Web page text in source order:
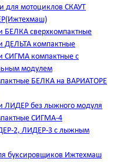
для мотоциклов СКАУТ
БЕЛКА сверхкомпактные
ДЕЛЬТА компактные
СИГМА компактные с
модулем
БЕЛКА на ВАРИАТОРЕ
ЛИДЕР без лыжного модуля
СИГМА-4
2, ЛИДЕР-3 c лыжным
буксировщиков Ижтехмаш